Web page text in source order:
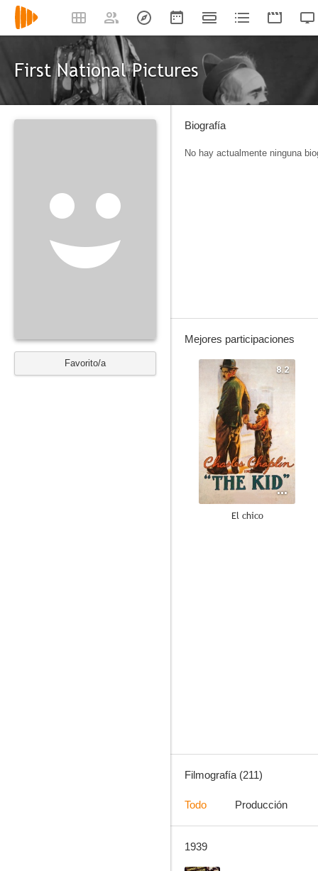
First National Pictures
Favorito/a
Biografía
No hay actualmente ninguna
Mejores participaciones
8.2
El chico
Filmografía (211)
Todo Producción
1939